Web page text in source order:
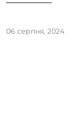
06 серпня, 2024